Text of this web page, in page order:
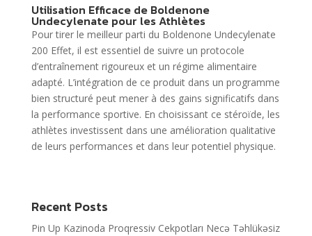
Utilisation Efficace de Boldenone
Undecylenate pour les Athlètes
Pour tirer le meilleur parti du Boldenone Undecylenate
200 Effet, il est essentiel de suivre un protocole
d’entraînement rigoureux et un régime alimentaire
adapté. L’intégration de ce produit dans un programme
bien structuré peut mener à des gains significatifs dans
la performance sportive. En choisissant ce stéroïde, les
athlètes investissent dans une amélioration qualitative
de leurs performances et dans leur potentiel physique.
Recent Posts
Pin Up Kazinoda Proqressiv Cekpotları Necə Təhlükəsiz